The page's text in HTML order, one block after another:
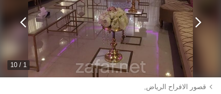
1 / 10
قصور الافراح الرياض,